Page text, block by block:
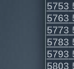
5753
5763
5773
5783
5793
5803